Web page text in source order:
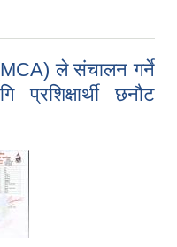
ले संचालन गर्ने
प्रशिक्षार्थी छनौट